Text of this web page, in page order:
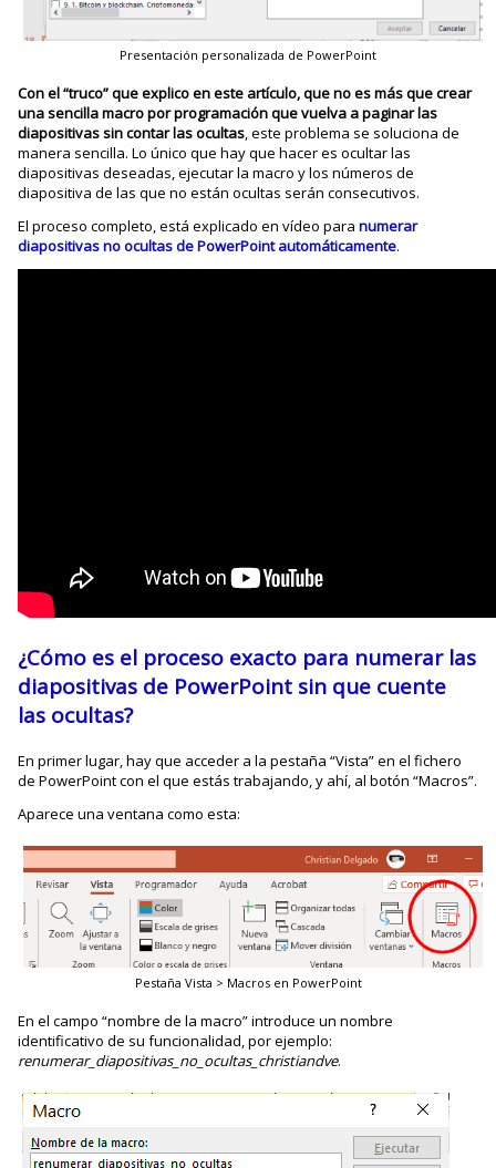
Presentación personalizada de PowerPoint
Con el “truco” que explico en este artículo, que no es más que crear
una sencilla macro por programación que vuelva a paginar las
diapositivas sin contar las ocultas, este problema se soluciona de
manera sencilla. Lo único que hay que hacer es ocultar las
diapositivas deseadas, ejecutar la macro y los números de
diapositiva de las que no están ocultas serán consecutivos.
El proceso completo, está explicado en vídeo paranumerar
diapositivas no ocultas de PowerPoint automáticamente.
¿Cómo es el proceso exacto para numerar las
diapositivas de PowerPoint sin que cuente
las ocultas?
En primer lugar, hay que acceder a la pestaña “Vista” en el fichero
de PowerPoint con el que estás trabajando, y ahí, al botón “Macros”.
Aparece una ventana como esta:
Pestaña Vista > Macros en PowerPoint
En el campo “nombre de la macro” introduce un nombre
identificativo de su funcionalidad, por ejemplo:
renumerar_diapositivas_no_ocultas_christiandve.